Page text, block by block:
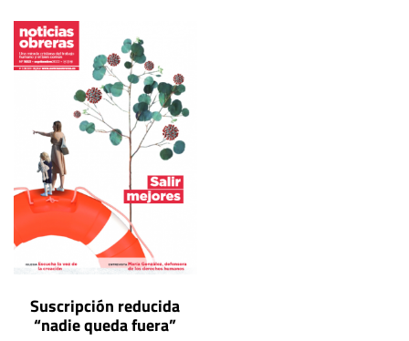
Suscripción reducida
“nadie queda fuera”